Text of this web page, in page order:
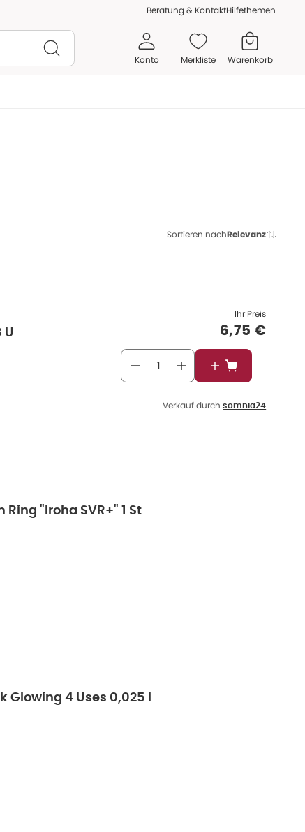
Beratung & KontaktHilfethemen
Konto Merkliste Warenkorb
Sortieren nachRelevanz
U
Ihr Preis
6,75 €
In den
Verkauf durch somnia24
"Iroha SVR+" 1 St
Glowing 4 Uses 0,025 l